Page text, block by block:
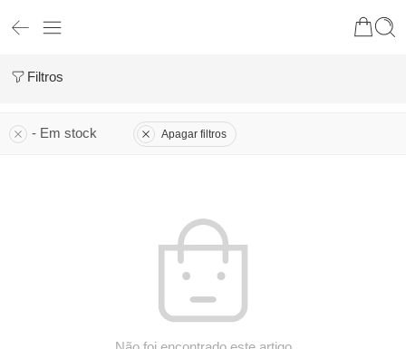
Filtros
- Em stock Apagar filtros